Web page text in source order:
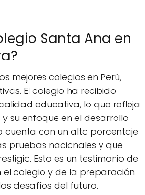
Santa Ana en
mejores colegios en Perú,
El colegio ha recibido
educativa, lo que refleja
su enfoque en el desarrollo
cuenta con un alto porcentaje
pruebas nacionales y que
Esto es un testimonio de
colegio y de la preparación
desafíos del futuro.